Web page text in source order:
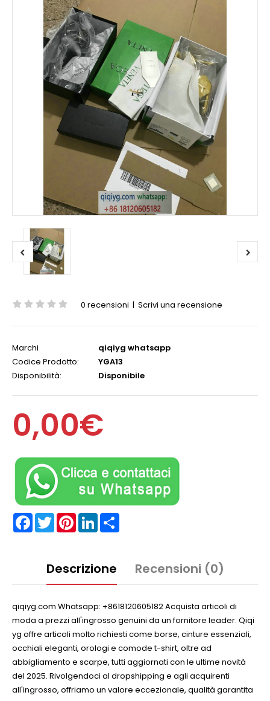
0 recensioni | Scrivi una recensione
Marchi
qiqiyg whatsapp
Codice Prodotto:
YGA13
Disponibilità:
Disponibile
0,00€
Facebook
TwitterPinterestLinkedIn
Descrizione Recensioni (0)
qiqiyg.com Whatsapp: +8618120605182 Acquista articoli di
moda a prezzi all'ingrosso genuini da un fornitore leader. Qiqi
yg offre articoli molto richiesti come borse, cinture essenziali,
occhiali eleganti, orologi e comode t-shirt, oltre ad
abbigliamento e scarpe, tutti aggiornati con le ultime novità
del 2025. Rivolgendoci al dropshipping e agli acquirenti
all'ingrosso, offriamo un valore eccezionale, qualità garantita